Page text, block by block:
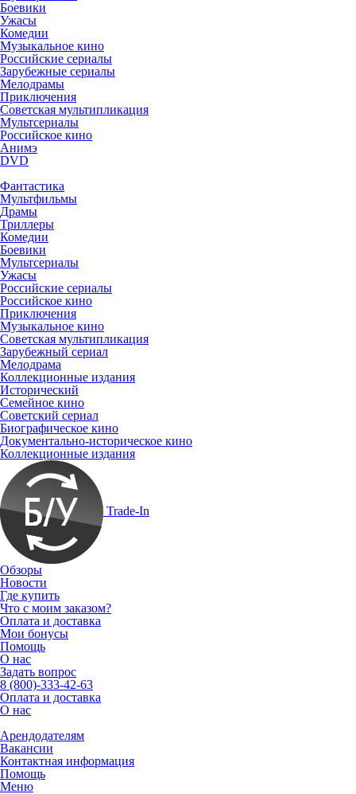
Боевики
Ужасы
Комедии
Музыкальное кино
Российские сериалы
Зарубежные сериалы
Мелодрамы
Приключения
Советская мультипликация
Мультсериалы
Российское кино
Анимэ
DVD
Фантастика
Мультфильмы
Драмы
Триллеры
Комедии
Боевики
Мультсериалы
Ужасы
Российские сериалы
Российское кино
Приключения
Музыкальное кино
Советская мультипликация
Зарубежный сериал
Мелодрама
Коллекционные издания
Исторический
Семейное кино
Советский сериал
Биографическое кино
Документально-историческое кино
Коллекционные издания
Trade-In
Обзоры
Новости
Где купить
Что с моим заказом?
Оплата и доставка
Мои бонусы
Помощь
О нас
Задать вопрос
8 (800)-333-42-63
Оплата и доставка
О нас
Арендодателям
Вакансии
Контактная информация
Помощь
Меню